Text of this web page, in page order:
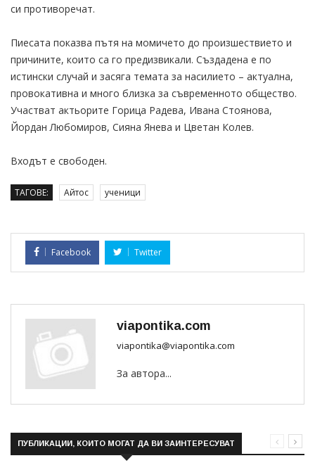
си противоречат.
Пиесата показва пътя на момичето до произшествието и
причините, които са го предизвикали. Създадена е по
истински случай и засяга темата за насилието – актуална,
провокативна и много близка за съвременното общество.
Участват актьорите Горица Радева, Ивана Стоянова,
Йордан Любомиров, Сияна Янева и Цветан Колев.
Входът е свободен.
ТАГОВЕ: Айтос ученици
Facebook Twitter
viapontika.com
viapontika@viapontika.com
За автора...
ПУБЛИКАЦИИ, КОИТО МОГАТ ДА ВИ ЗАИНТЕРЕСУВАТ